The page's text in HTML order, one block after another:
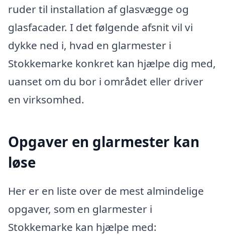
ruder til installation af glasvægge og
glasfacader. I det følgende afsnit vil vi
dykke ned i, hvad en glarmester i
Stokkemarke konkret kan hjælpe dig med,
uanset om du bor i området eller driver
en virksomhed.
Opgaver en glarmester kan
løse
Her er en liste over de mest almindelige
opgaver, som en glarmester i
Stokkemarke kan hjælpe med: